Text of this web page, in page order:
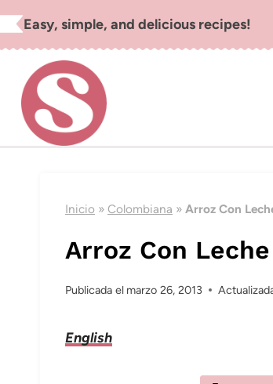
Saltar
al
contenido
Easy, simple, and delicious recipes!
Inicio » Colombiana » Arroz Con
Arroz Con
Publicada el marzo 26, 2013
English